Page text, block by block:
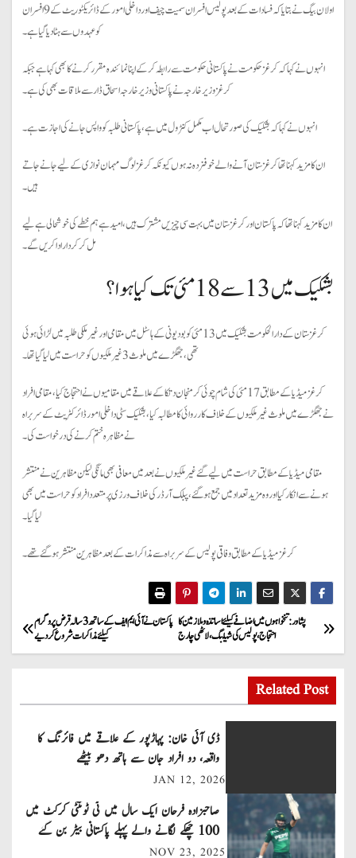
اولان بیگ نے بتایا کہ فسادات کے بعد پولیس افسران سمیت چیف اور داخلی امور کے ڈائریکٹوریٹ کے 9 افسران
کو عہدوں سے ہٹا دیا گیا ہے۔
انہوں نے کہا کہ کرغز حکومت نے پاکستانی حکومت سے رابطہ کرکے اپنا نمائندہ مقرر کرنے کا بھی کہا ہے جبکہ
کرغز وزیر خارجہ نے پاکستانی وزیر خارجہ اسحاق ڈار سے ملاقات بھی کی ہے۔
انہوں نے کہا کہ بشکیک کی صورتحال اب مکمل کنٹرول میں ہے، پاکستانی طلبہ کو واپس جانے کی اجازت ہے۔
ان کا مزید کہنا تھا کرغزستان آنے والےخوفزدہ نہ ہوں کیونکہ کرغز لوگ مہمان نوازی کے لیے جانے جاتے
ہیں۔
ان کا مزید کہنا تھا کہ پاکستان اور کرغزستان میں بہت سی چیزیں مشترک ہیں، امید ہے ہم خطے کی خوشحالی ہے لیے
مل کر کردار ادا کریں گے۔
بشکیک میں 13 سے 18 مئی تک کیا ہوا ؟
کرغزستان کے دارالحکومت بشکیک میں 13 مئی کو بودیونی کے ہاسٹل میں مقامی اور غیرملکی طلبہ میں لڑائی ہوئی
تھی، جھگڑے میں ملوث 3 غیرملکیوں کو حراست میں لیا گیا تھا۔
کرغز میڈیا کے مطابق 17مئی کی شام چوئی کرمنجان دتکا کے علاقے میں مقامیوں نے احتجاج کیا، مقامی افراد
نے جھگڑے میں ملوث غیرملکیوں کے خلاف کارروائی کا مطالبہ کیا، بشکیک سٹی داخلی امور ڈائرکٹریٹ کے سربراہ
نے مظاہرہ ختم کرنے کی درخواست کی۔
مقامی میڈیا کے مطابق حراست میں لیے گئے غیرملکیوں نے بعد میں معافی بھی مانگی لیکن مظاہرین نے منتشر
ہونے سے انکار کیا اور وہ مزید تعداد میں جمع ہوگئے، پبلک آرڈر کی خلاف ورزی پر متعدد افراد کو حراست میں بھی
لیا گیا۔
کرغز میڈیا کے مطابق وفاقی پولیس کے سربراہ سے مذاکرات کے بعد مظاہرین منتشر ہوگئے تھے۔
P
o
s
t
a
v
پاکستان نے آئی ایم ایف کے ساتھ 3 سالہ قرض پروگرام
کیلئے مذاکرات شروع کردیے
پشاور: تنخواہوں میں اضافے کیلئے اساتذہ و ملازمین کا
احتجاج، پولیس کی شیلنگ، لاٹھی چارج
Related Post
ڈی آئی خان: پہاڑپور کے علاقے میں فائرنگ کا
واقعہ، دو افراد جان سے ہاتھ دھو بیٹھے
JAN 12, 2026
صاحبزادہ فرحان ایک سال میں ٹی ٹوئنٹی کرکٹ میں
100 چھکے لگانے والے پہلے پاکستانی بیٹر بن گئے
NOV 23, 2025